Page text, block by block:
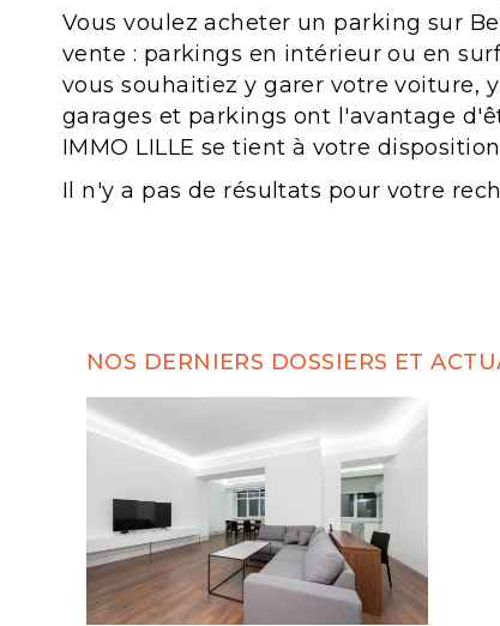
Vous voulez acheter un parking sur
vente : parkings en intérieur ou en
vous souhaitiez y garer votre voiture,
garages et parkings ont l'avantage
IMMO LILLE se tient à votre
Il n'y a pas de résultats pour votre
NOS DERNIERS DOSSIERS ET